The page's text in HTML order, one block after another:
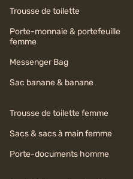
Trousse de toilette
Porte-monnaie & portefeuille
femme
Messenger Bag
Sac banane & banane
Trousse de toilette femme
Sacs & sacs à main femme
Porte-documents homme